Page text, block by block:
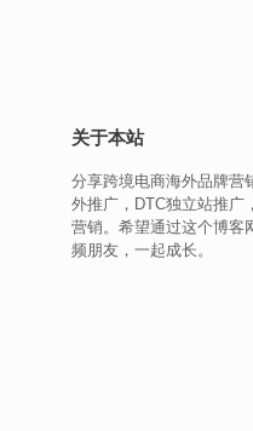
关于本站
分享跨境电商海外品牌营
外推广，DTC独立站推广
营销。希望通过这个博客
频朋友，一起成长。